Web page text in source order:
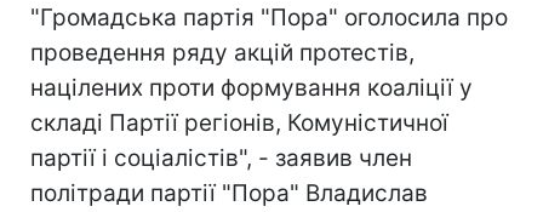
"Громадська партія "Пора" оголосила про
проведення ряду акцій протестів,
націлених проти формування коаліції у
складі Партії регіонів, Комуністичної
партії і соціалістів", - заявив член
політради партії "Пора" Владислав